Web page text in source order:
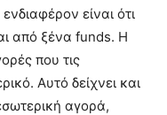
είναι ότι
από ξένα funds. Η
που τις
Αυτό δείχνει και
αγορά,